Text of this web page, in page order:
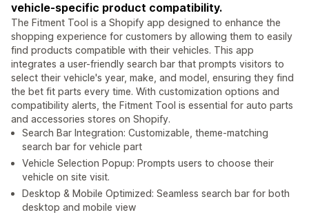
vehicle-specific product compatibility.
The Fitment Tool is a Shopify app designed to enhance the
shopping experience for customers by allowing them to easily
find products compatible with their vehicles. This app
integrates a user-friendly search bar that prompts visitors to
select their vehicle's year, make, and model, ensuring they find
the bet fit parts every time. With customization options and
compatibility alerts, the Fitment Tool is essential for auto parts
and accessories stores on Shopify.
Search Bar Integration: Customizable, theme-matching
search bar for vehicle part
Vehicle Selection Popup: Prompts users to choose their
vehicle on site visit.
Desktop & Mobile Optimized: Seamless search bar for both
desktop and mobile view